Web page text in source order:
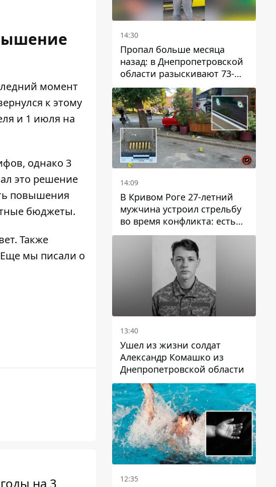
момент
к этому
и 1 июля на
однако 3
это решение
повышения
бюджеты.
. Также
Еще мы писали о
на 3
14:30
Пропал больше месяца
назад: в Днепропетровской
области разыскивают 73-
летнего мужчину
14:09
В Кривом Роге 27-летний
мужчина устроил стрельбу
во время конфликта: есть
раненый
13:40
Ушел из жизни солдат
Александр Комашко из
Днепропетровской области
12:35